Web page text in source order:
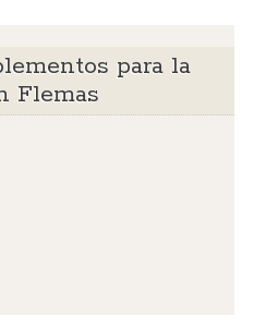
para la
Flemas